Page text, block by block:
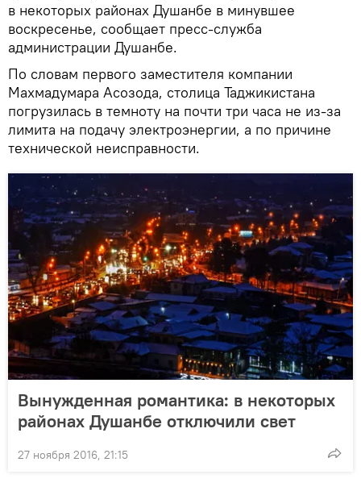
в некоторых районах Душанбе в минувшее
воскресенье, сообщает пресс-служба
администрации Душанбе.
По словам первого заместителя компании
Махмадумара Асозода, столица Таджикистана
погрузилась в темноту на почти три часа не из-за
лимита на подачу электроэнергии, а по причине
технической неисправности.
Вынужденная романтика: в некоторых
районах Душанбе отключили свет
27 ноября 2016, 21:15